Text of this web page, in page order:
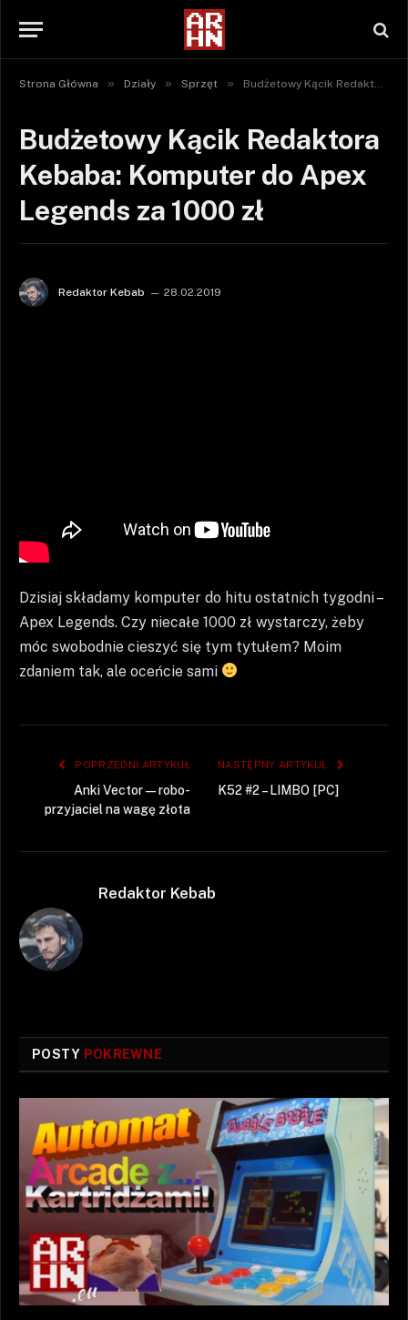
Strona Główna » Działy » Sprzęt » Budżetowy Kącik Redaktora Kebaba: Komputer do Apex Legends za 1000 zł
Budżetowy Kącik Redaktora
Kebaba: Komputer do Apex
Legends za 1000 zł
Redaktor Kebab 28.02.2019
Dzisiaj składamy komputer do hitu ostatnich tygodni –
Apex Legends. Czy niecałe 1000 zł wystarczy, żeby
móc swobodnie cieszyć się tym tytułem? Moim
zdaniem tak, ale oceńcie sami
POPRZEDNI ARTYKUŁ
Anki Vector — robo-
przyjaciel na wagę złota
NASTĘPNY ARTYKUŁ
K52 #2 – LIMBO [PC]
Redaktor Kebab
POSTY POKREWNE